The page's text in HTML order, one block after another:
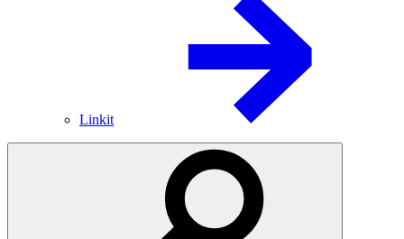
Linkit